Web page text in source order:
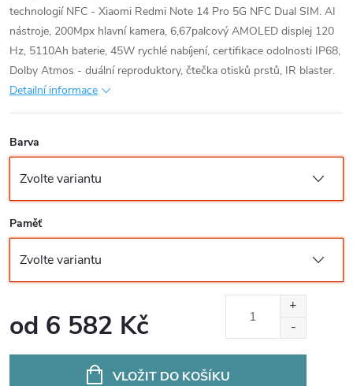
technologií NFC - Xiaomi Redmi Note 14 Pro 5G NFC Dual SIM. AI
nástroje, 200Mpx hlavní kamera, 6,67palcový AMOLED displej 120
Hz, 5110Ah baterie, 45W rychlé nabíjení, certifikace odolnosti IP68,
Dolby Atmos - duální reproduktory, čtečka otisků prstů, IR blaster.
Detailní informace
Barva
Paměť
od 6 582 Kč
VLOŽIT DO KOŠÍKU